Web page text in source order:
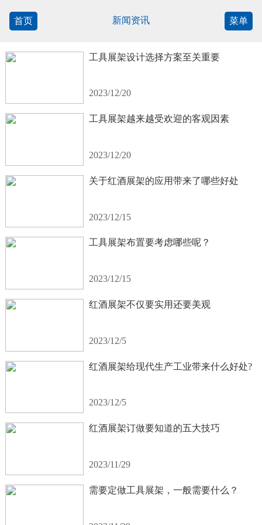
首页 新闻资讯 菜单
工具展架设计选择方案至关重要
2023/12/20
工具展架越来越受欢迎的客观因素
2023/12/20
关于红酒展架的应用带来了哪些好处
2023/12/15
工具展架布置要考虑哪些呢？
2023/12/15
红酒展架不仅要实用还要美观
2023/12/5
红酒展架给现代生产工业带来什么好处?
2023/12/5
红酒展架订做要知道的五大技巧
2023/11/29
需要定做工具展架，一般需要什么？